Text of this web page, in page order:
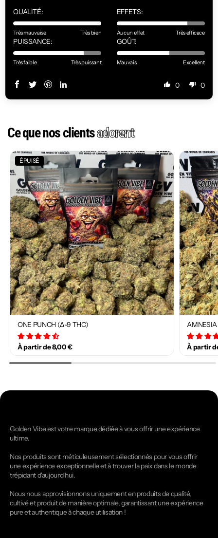
QUALITÉ:
Très mauvaise Très bien
EFFETS:
Aucun effet Très efficace
PUISSANCE:
Très faible Très puissant
GOÛT:
Mauvais Excellent
0 0
Ce que nos clientsadorent
ÉPUISÉ
ONE PUNCH (Δ-9 THC)
À partir de 8,00 € À partir
Golden Vibe est votre marque dédiée à vous offrir une expérience
ultime.
Nos produits sont méticuleusement sélectionnés pour vous offrir
une expérience exceptionnelle et à trouver la paix dans le monde
trépidant d'aujourd'hui.
Nous nous approvisionnons uniquement en produits de qualité,
cultivé et produit de manière optimale, garantissant une expérience
pure et authentique à chaque utilisation !